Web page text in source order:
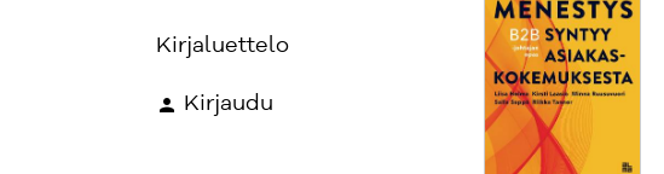
Kirjaluettelo
Kirjaudu